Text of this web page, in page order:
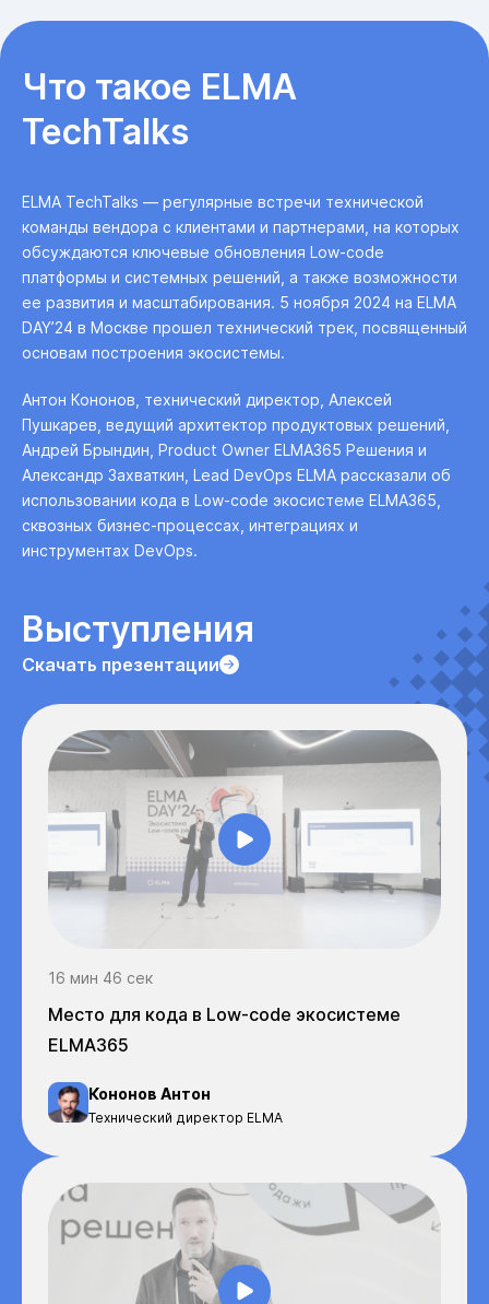
Что такое ELMA
TechTalks
ELMA TechTalks — регулярные встречи технической
команды вендора с клиентами и партнерами, на которых
обсуждаются ключевые обновления Low-code
платформы и системных решений, а также возможности
ее развития и масштабирования. 5 ноября 2024 на ELMA
DAY’24 в Москве прошел технический трек, посвященный
основам построения экосистемы.
Антон Кононов, технический директор, Алексей
Пушкарев, ведущий архитектор продуктовых решений,
Андрей Брындин, Product Owner ELMA365 Решения и
Александр Захваткин, Lead DevOps ELMA рассказали об
использовании кода в Low-code экосистеме ELMA365,
сквозных бизнес-процессах, интеграциях и
инструментах DevOps.
Выступления
Скачать презентации
16 мин 46 сек
Место для кода в Low-code экосистеме
ELMA365
Кононов Антон
Технический директор ELMA